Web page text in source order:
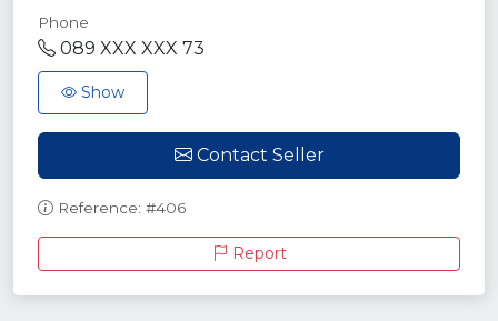
Phone
089 XXX XXX 73
Show
Contact Seller
Reference: #406
Report